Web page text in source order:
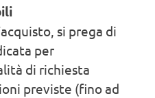
si prega di
per
di richiesta
previste (fino ad